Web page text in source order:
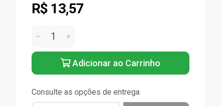
R$ 13,57
Adicionar ao Carrinho
Consulte as opções de entrega